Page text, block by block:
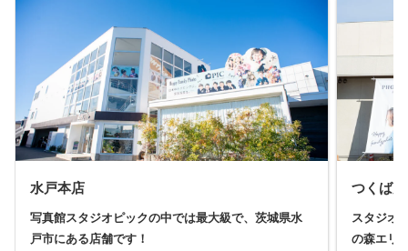
水戸本店
写真館スタジオピックの中では最大級で、茨城県水
戸市にある店舗です！
つくば店
スタジオ
の森エリ